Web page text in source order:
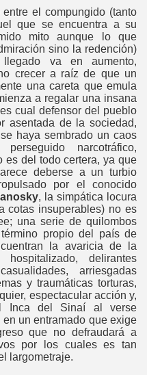
el compungido (tanto
que se encuentra a su
mito aunque lo que
sino la redención)
va en aumento,
crecer a raíz de que un
una careta que emula
a regalar una insana
cual defensor del pueblo
asentada de la sociedad,
haya sembrado un caos
narcotráfico,
es del todo certera, ya que
deberse a un turbio
por el conocido
, la simpática locura
cotas insuperables) no es
una serie de quilombos
propio del país de
la avaricia de la
delirantes
arriesgadas
y traumáticas torturas,
espectacular acción y,
Inca del Sinaí al verse
un entramado que exige
que no defraudará a
por los cuales es tan
largometraje.